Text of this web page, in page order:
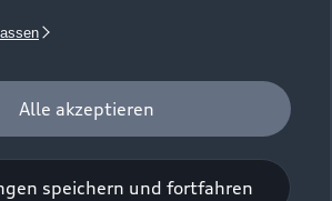
Alle akzeptieren
speichern und fortfahren